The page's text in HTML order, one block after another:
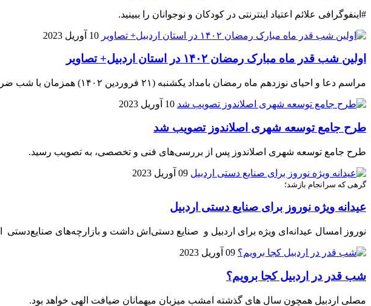
#اینفوگرافی علائم اعتیاد اینترنتی در کودکان و نوجوانان را ببینید.
10 آوریل 2023
اولین شب قدر ماه مبارک رمضان ۱۴۰۲ در استان اردبیل+ تصاویر
مراسم دعا و احیای نوزدهم ماه رمضان بامداد یکشنبه (۲۱ فروردین ۱۴۰۲) همزمان با شب ضربت خوردن مولای متقیان امام علی (ع) و با حضور خیل عظیم جمعیت در مصلی اردبیل برگزار شد.
10 آوریل 2023
طرح جامع توسعه شهری اصلاندوز تصویب شد
طرح جامع توسعه شهری اصلاندوز پس از بررسی‌های فنی و تخصصی، به تصویب رسید.
09 آوریل 2023
گرهی که سرانجام بازشد؛
عیدانه‌ ویژه نوروز برای صنایع دستی اردبیل
نوروز امسال عیدانه‌ای ویژه برای اردبیل و صنایع دستی‌اش داشت و بازارچه‌های صنایع‌دستی این استان در طول ایام نوروز 1402 فروشی
09 آوریل 2023
شب قدر در اردبیل کجا برویم؟
مصلی اردبیل همچون سال های گذشته امشب میزبان میهمانان ضیافت الهی خواهد بود.